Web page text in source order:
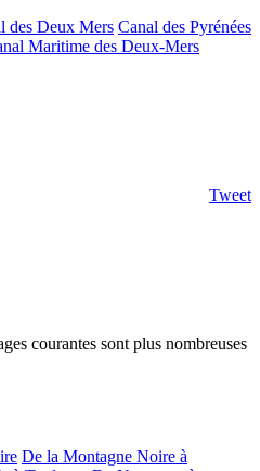
des Deux Mers Canal des Pyrénées
Maritime des Deux-Mers
Tweet
courantes sont plus nombreuses
De la Montagne Noire à